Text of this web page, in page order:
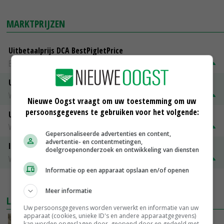
MARKTPRIJZEN
Uitbetaalprijs DCA BestPigletPrice
Biggen weekprijzen
Uitbetaalprijs Compaxo
Vleesvarkens
€ 1,32
Uitbetaalprijs Van Rooi Meat
Vleesvarkens
ISN prijs Frankrijk
Vleesvarkens
LAATSTE NIEUWS
Nieuwe Oogst vraagt om uw toestemming om uw
persoonsgegevens te gebruiken voor het volgende:
Gepersonaliseerde advertenties en content,
advertentie- en contentmetingen,
doelgroepenonderzoek en ontwikkeling van diensten
Informatie op een apparaat opslaan en/of openen
Meer informatie
Uw persoonsgegevens worden verwerkt en informatie van uw
apparaat (cookies, unieke ID's en andere apparaatgegevens)